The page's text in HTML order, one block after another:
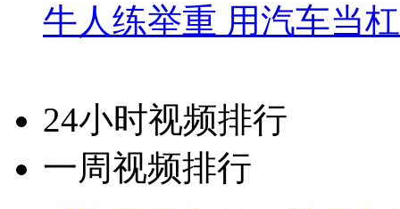
牛人练举重 用汽车当
24小时视频排行
一周视频排行